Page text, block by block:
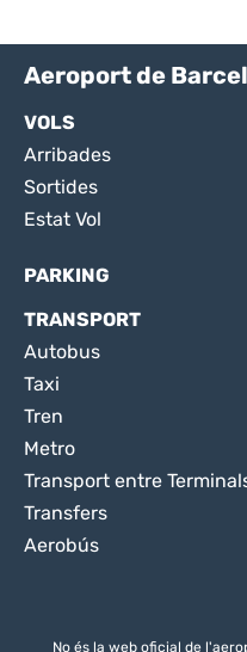
Aeroport de
VOLS
Arribades
Sortides
Estat Vol
PARKING
TRANSPORT
Autobus
Taxi
Tren
Metro
Transport entre
Transfers
Aerobús
No és la web oficial de